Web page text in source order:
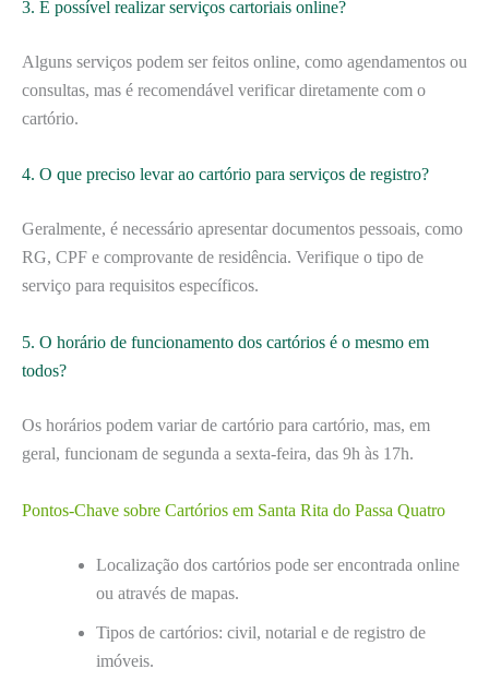
3. É possível realizar serviços cartoriais online?
Alguns serviços podem ser feitos online, como agendamentos ou
consultas, mas é recomendável verificar diretamente com o
cartório.
4. O que preciso levar ao cartório para serviços de registro?
Geralmente, é necessário apresentar documentos pessoais, como
RG, CPF e comprovante de residência. Verifique o tipo de
serviço para requisitos específicos.
5. O horário de funcionamento dos cartórios é o mesmo em
todos?
Os horários podem variar de cartório para cartório, mas, em
geral, funcionam de segunda a sexta-feira, das 9h às 17h.
Pontos-Chave sobre Cartórios em Santa Rita do Passa Quatro
Localização dos cartórios pode ser encontrada online
ou através de mapas.
Tipos de cartórios: civil, notarial e de registro de
imóveis.